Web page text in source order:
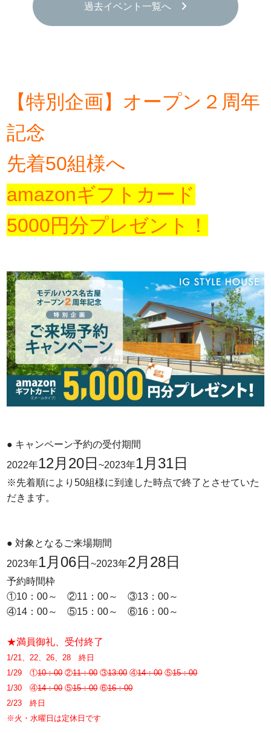
過去イベント一覧へ
【特別企画】オープン２周年
記念
先着50組様へ
amazonギフトカード
5000円分プレゼント！
● キャンペーン予約の受付期間
2022年12月20日~2023年1月31日
※先着順により50組様に到達した時点で終了とさせていた
だきます。
● 対象となるご来場期間
2023年1月06日~2023年2月28日
予約時間枠
①10：00～ ②11：00～ ③13：00～
④14：00～ ⑤15：00～ ⑥16：00～
★満員御礼、受付終了
1/21、22、26、28 終日
1/29 ①10：00②11：00③13:00④14：00⑤15：00
1/30 ④14：00⑤15：00⑥16：00
2/23 終日
※火・水曜日は定休日です